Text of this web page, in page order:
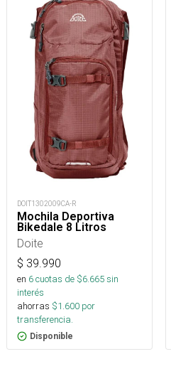
DOIT1302009CA-R
Mochila Deportiva
Bikedale 8 Litros
Doite
$ 39.990
en 6cuotas de $6.665sin
interés
ahorras $1.600 por
transferencia.
Disponible